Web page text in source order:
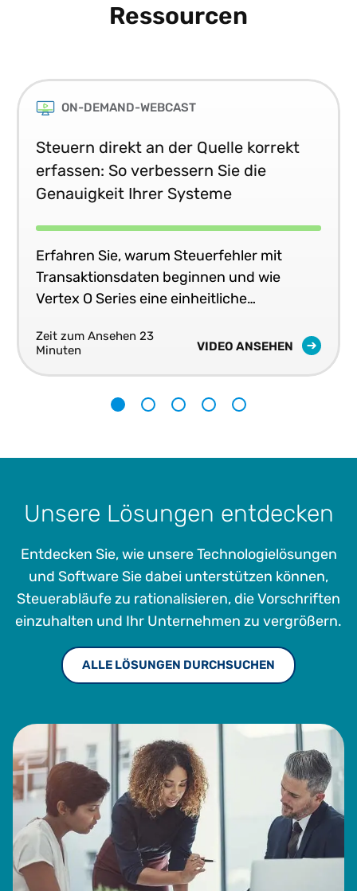
Ressourcen
ON-DEMAND-WEBCAST
Steuern direkt an der Quelle korrekt
erfassen: So verbessern Sie die
Genauigkeit Ihrer Systeme
Erfahren Sie, warum Steuerfehler mit
Transaktionsdaten beginnen und wie
Vertex O Series eine einheitliche
Geschäftssystemen liefert.
Zeit zum Ansehen 23
Minuten
VIDEO ANSEHEN
Unsere Lösungen entdecken
Entdecken Sie, wie unsere Technologielösungen
und Software Sie dabei unterstützen können,
Steuerabläufe zu rationalisieren, die Vorschriften
einzuhalten und Ihr Unternehmen zu vergrößern.
ALLE LÖSUNGEN DURCHSUCHEN